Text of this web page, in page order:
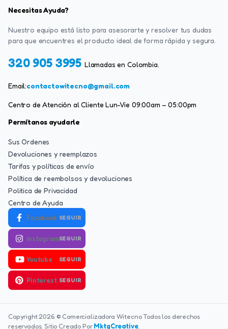
Necesitas Ayuda?
Nuestro equipo está listo para asesorarte y resolver tus dudas
para que encuentres el producto ideal de forma rápida y segura.
320 905 3995 Llamadas en Colombia.
Email:contactowitecno@gmail.com
Centro de Atención al Cliente Lun-Vie 09:00am – 05:00pm
Permítanos ayudarle
Sus Ordenes
Devoluciones y reemplazos
Tarifas y políticas de envío
Política de reembolsos y devoluciones
Politica de Privacidad
Centro de Ayuda
Facebook SEGUIR
InstagramSEGUIR
Youtube SEGUIR
Pinterest SEGUIR
Copyright 2026 © Comercializadora Witecno Todos los derechos
reservados. Sitio Creado PorMktgCreative.